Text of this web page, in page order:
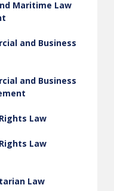
Maritime Law
and Business
and Business
Law
Law
Law